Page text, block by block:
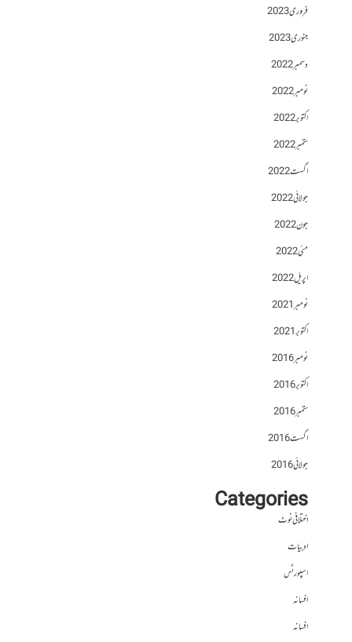
فروری 2023
جنوری 2023
دسمبر 2022
نومبر 2022
اکتوبر 2022
ستمبر 2022
اگست 2022
جولائی 2022
جون 2022
مئی 2022
اپریل 2022
نومبر 2021
اکتوبر 2021
نومبر 2016
اکتوبر 2016
ستمبر 2016
اگست 2016
جولائی 2016
Categories
اختلافی نوٹ
ادبیات
اسپورٹس
افسانہ
افسانہ